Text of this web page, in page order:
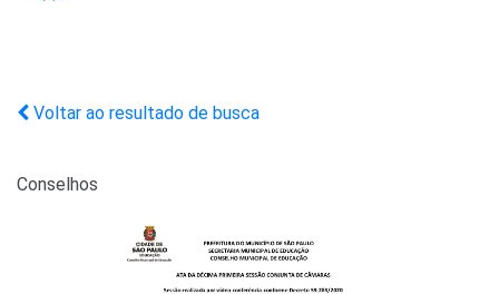
Voltar ao resultado de busca
Conselhos